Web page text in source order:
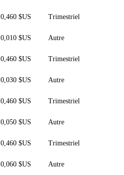
0,460 $US Trimestriel
0,010 $US Autre
0,460 $US Trimestriel
0,030 $US Autre
0,460 $US Trimestriel
0,050 $US Autre
0,460 $US Trimestriel
0,060 $US Autre